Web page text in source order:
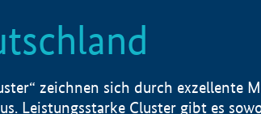
zeichnen sich durch exzellente
Leistungsstarke Cluster gibt es